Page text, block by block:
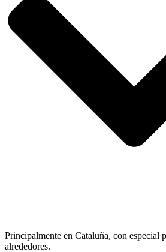
Principalmente en Cataluña, con especial
alrededores.